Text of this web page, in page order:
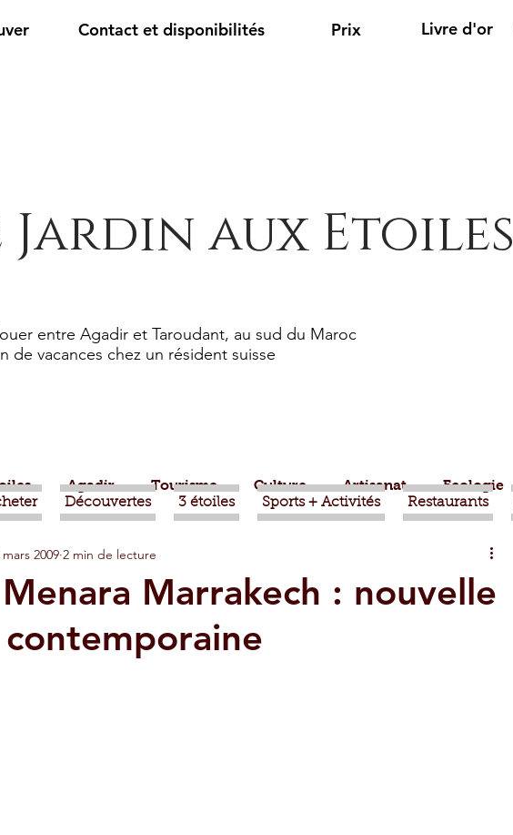
Contact et disponibilités Prix Livre d'or
Jardin aux Etoiles
entre Agadir et Taroudant, au sud du Maroc
de vacances chez un résident suisse
Découvertes 3 étoiles Sports + Activités Restaurants
Agadir Tourisme Culture Artisanat Ecologie
Politique Taroudant
Mohammed VI Economie
Marrakech : nouvelle
mars 2009 2 min de lecture